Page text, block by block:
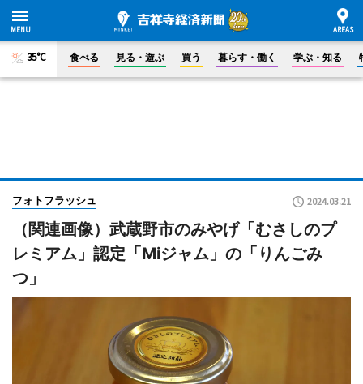
35°C 食べる 見る・遊ぶ 買う 暮らす・働く 学ぶ・知る
フォトフラッシュ 2024.03.21
（関連画像）武蔵野市のみやげ「むさしのプ
レミアム」認定「Miジャム」の「りんごみ
つ」